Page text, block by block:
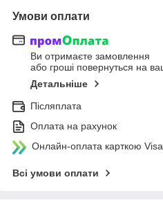
Умови оплати
Ви отримаєте замовлення
або гроші повернуться на
Детальніше
Післяплата
Оплата на рахунок
Онлайн-оплата карткою
Всі умови оплати